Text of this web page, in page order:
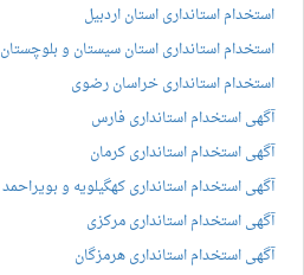
استخدام استانداری استان اردبیل
استخدام استانداری استان سیستان و بلوچستان
استخدام استانداری خراسان رضوی
آگهی استخدام استانداری فارس
آگهی استخدام استانداری کرمان
آگهی استخدام استانداری کهگیلویه و بویراحمد
آگهی استخدام استانداری مرکزی
آگهی استخدام استانداری هرمزگان